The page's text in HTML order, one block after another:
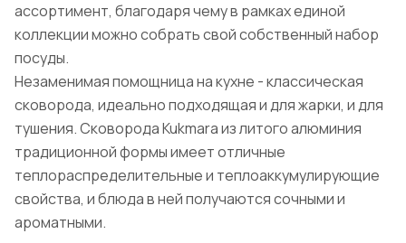
ассортимент, благодаря чему в рамках единой
коллекции можно собрать свой собственный набор
посуды.
Незаменимая помощница на кухне - классическая
сковорода, идеально подходящая и для жарки, и для
тушения. Сковорода Kukmara из литого алюминия
традиционной формы имеет отличные
теплораспределительные и теплоаккумулирующие
свойства, и блюда в ней получаются сочными и
ароматными.